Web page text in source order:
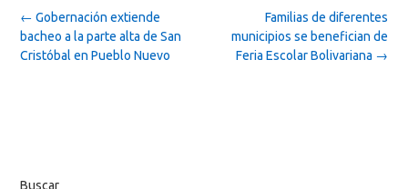
Post
navigation
Familias de diferentes
municipios se benefician de
Feria Escolar Bolivariana →
← Gobernación extiende
bacheo a la parte alta de San
Cristóbal en Pueblo Nuevo
Buscar